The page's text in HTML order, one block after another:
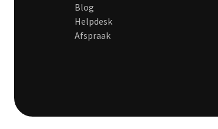
Blog
Helpdesk
Afspraak